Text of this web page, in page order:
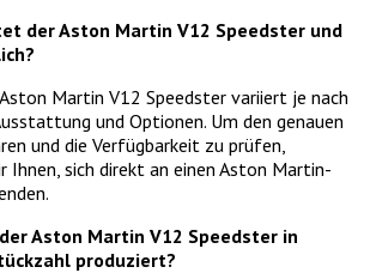
der Aston Martin V12 Speedster und
Martin V12 Speedster variiert je nach
und Optionen. Um den genauen
und die Verfügbarkeit zu prüfen,
Ihnen, sich direkt an einen Aston Martin-
Aston Martin V12 Speedster in
produziert?